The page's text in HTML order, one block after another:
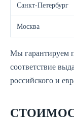
Санкт-Петербург
Москва
Мы гарантируем
соответствие
российского и